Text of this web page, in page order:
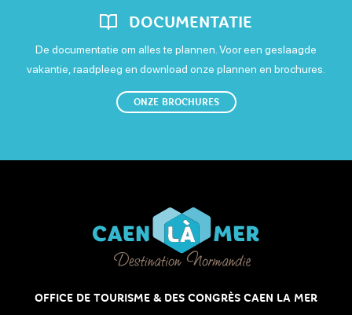
Open
Donderdag
Vrijdag
Zaterdag
Open
DOCUMENTATIE
De documentatie om alles te plannen. Voor een geslaagde
vakantie, raadpleeg en download onze plannen en brochures.
ONZE BROCHURES
OFFICE DE TOURISME & DES CONGRÈS CAEN LA MER